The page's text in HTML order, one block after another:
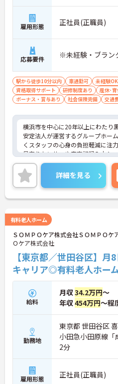
雇用形態 正社員(正職員)
応募要件 ※未経験・ブラン
駅から徒歩10分以内 車通勤可 未経験OK
資格取得サポート
研修制度あり 産休･
ボーナス・賞与あり
社会保険完備 交通
横浜市を中心に20年以上にわたり
安定法人が運営するグループホー
くスタッフの心身の負担軽減に注
見守りセンサーや音声記録入力シ
トでの記録ソフトなど最新の介護
しています。これにより夜間の見守
負担を大幅に削減し、ご入居者様
えるゆとりある労働環境を実現し
祉士の方は月収31.8万円という高
く、プライベートとの両立もしや
に、独自のマネジメント研修や医療
ど、働きながら着実に専門性を高
も万全に整っています。生活基盤を
させながら、介護福祉士として長
ップを描いていける環境です。
★おすすめPOINT★
【最新のICT設備による業務効率化
減できます】
・睡眠見守りセンサーや音声記録
スタッフの業務負荷を減らしてい
・夜間の巡視負担や記録業務の時
を持ったケアの実践が期待できます
【充実した社内研修や資格取得支
福祉士からのキャリアアップを描
・喀痰吸引などの医療的ケアやマ
受講できる専門の教育体制が整って
詳細を見る
有料老人ホーム
ＳＯＭＰＯケア株式会社ＳＯＭＰＯ
Ｏケア株式会社
【東京都／世田谷区】
キャリア◎有料老人ホー
給料
月収34.2万円～
年収454万円～
勤務地
東京都 世田谷区
小田急小田原線「
2分
雇用形態 正社員(正職員)